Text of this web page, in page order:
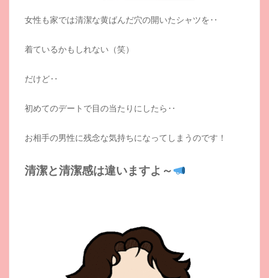
女性も家では清潔な黄ばんだ穴の開いたシャツを‥
着ているかもしれない（笑）
だけど‥
初めてのデートで目の当たりにしたら‥
お相手の男性に残念な気持ちになってしまうのです！
清潔と清潔感は違いますよ～